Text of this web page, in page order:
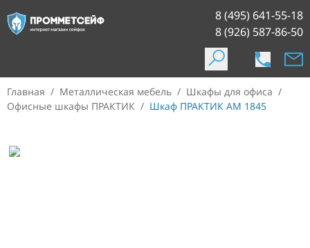
8 (495) 641-55-18
8 (926) 587-86-50
Главная / Металлическая мебель / Шкафы для офиса /
Офисные шкафы ПРАКТИК / Шкаф ПРАКТИК AM 1845